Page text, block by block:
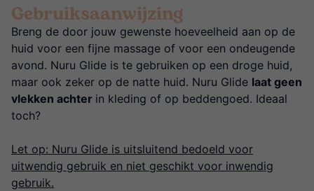
Gebruiksaanwijzing
Breng de door jouw gewenste hoeveelheid aan op de
huid voor een fijne massage of voor een ondeugende
avond. Nuru Glide is te gebruiken op een droge huid,
maar ook zeker op de natte huid. Nuru Glide laat geen
vlekken achter in kleding of op beddengoed. Ideaal
toch?
Let op: Nuru Glide is uitsluitend bedoeld voor
uitwendig gebruik en niet geschikt voor inwendig
gebruik.